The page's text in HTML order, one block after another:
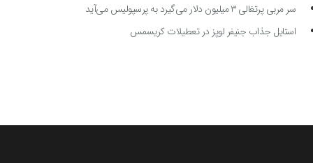
سر مربی پرتغالی ۳ میلیون دلار می‌گیرد به پرسپولیس می‌آید
استایل جذاب جنیفر لوپز در تعطیلات کریسمس